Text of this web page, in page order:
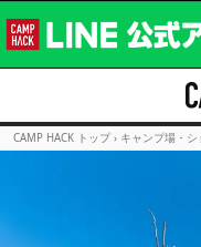
CAMP HACK トップ › キャンプ場・